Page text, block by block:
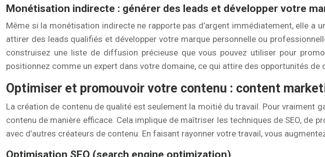
Monétisation indirecte : générer des leads et développer votre
Même si la monétisation indirecte ne rapporte pas d’argent immédiatement, elle
attirer des leads qualifiés et développer votre marque personnelle ou
construisez une liste de diffusion précieuse que vous pouvez utiliser pour
positionnez comme un expert dans votre domaine, ce qui attire des opportunités
Optimiser et promouvoir votre contenu : content
La création de contenu de qualité est seulement la moitié du travail. Pour vraiment
contenu de manière efficace. Cela implique de maîtriser les techniques de SEO, de
avec d’autres créateurs de contenu. En faisant rayonner votre travail, vous
Optimisation SEO (search engine optimization)